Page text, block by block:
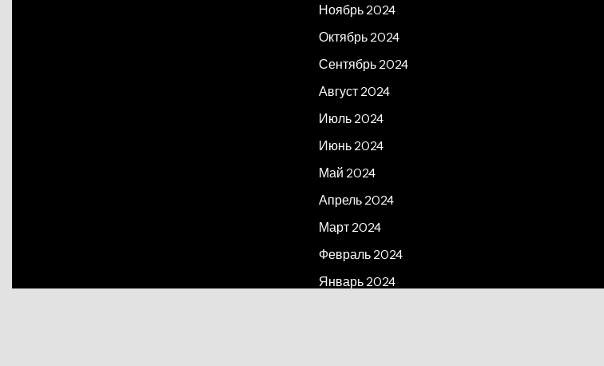
Ноябрь 2024
Октябрь 2024
Сентябрь 2024
Август 2024
Июль 2024
Июнь 2024
Май 2024
Апрель 2024
Март 2024
Февраль 2024
Январь 2024